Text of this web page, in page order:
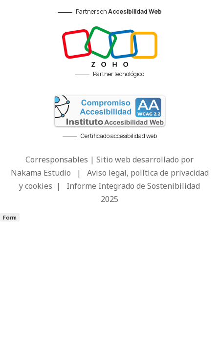
Partners enAccesibilidad Web
Partner tecnológico
Certificado accesibilidad web
Corresponsables | Sitio web desarrollado por
Nakama Estudio | Aviso legal, política de privacidad
y cookies | Informe Integrado de Sostenibilidad
2025
Form